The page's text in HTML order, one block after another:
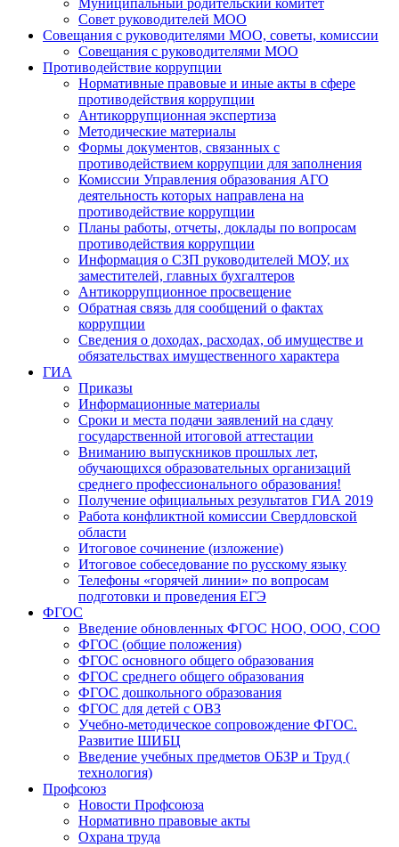
Муниципальный родительский комитет
Совет руководителей МОО
Совещания с руководителями МОО, советы, комиссии
Совещания с руководителями МОО
Противодействие коррупции
Нормативные правовые и иные акты в сфере
противодействия коррупции
Антикоррупционная экспертиза
Методические материалы
Формы документов, связанных с
противодействием коррупции для заполнения
Комиссии Управления образования АГО
деятельность которых направлена на
противодействие коррупции
Планы работы, отчеты, доклады по вопросам
противодействия коррупции
Информация о СЗП руководителей МОУ, их
заместителей, главных бухгалтеров
Антикоррупционное просвещение
Обратная связь для сообщений о фактах
коррупции
Сведения о доходах, расходах, об имуществе и
обязательствах имущественного характера
ГИА
Приказы
Информационные материалы
Сроки и места подачи заявлений на сдачу
государственной итоговой аттестации
Вниманию выпускников прошлых лет,
обучающихся образовательных организаций
среднего профессионального образования!
Получение официальных результатов ГИА 2019
Работа конфликтной комиссии Свердловской
области
Итоговое сочинение (изложение)
Итоговое собеседование по русскому языку
Телефоны «горячей линии» по вопросам
подготовки и проведения ЕГЭ
ФГОС
Введение обновленных ФГОС НОО, ООО, СОО
ФГОС (общие положения)
ФГОС основного общего образования
ФГОС среднего общего образования
ФГОС дошкольного образования
ФГОС для детей с ОВЗ
Учебно-методическое сопровождение ФГОС.
Развитие ШИБЦ
Введение учебных предметов ОБЗР и Труд (
технология)
Профсоюз
Новости Профсоюза
Нормативно правовые акты
Охрана труда